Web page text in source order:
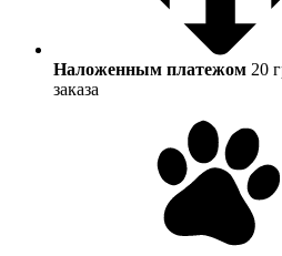
Наложенным платежом 20
заказа